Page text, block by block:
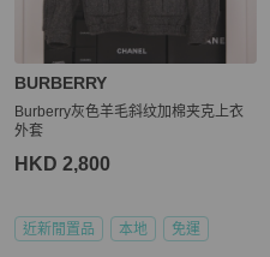
BURBERRY
Burberry灰色羊毛斜纹加棉夹克上衣
外套
HKD 2,800
近新閒置品 本地 免運